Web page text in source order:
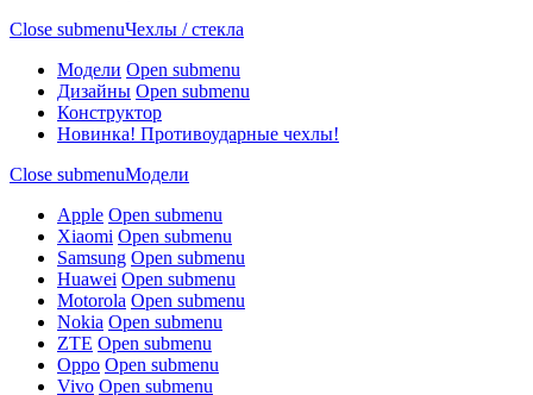
Close submenuЧехлы / стекла
Модели Open submenu
Дизайны Open submenu
Конструктор
Новинка! Противоударные чехлы!
Close submenuМодели
Apple Open submenu
Xiaomi Open submenu
Samsung Open submenu
Huawei Open submenu
Motorola Open submenu
Nokia Open submenu
ZTE Open submenu
Oppo Open submenu
Vivo Open submenu